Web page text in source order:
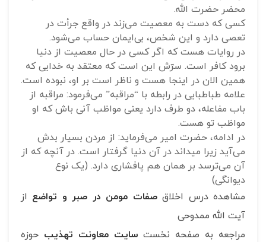
محضر حضرت الله.
کسی که دست به معصیت می‌زند در واقع جرأت در
تعصی دارد و این شخص، بی‌ایمان حساب می‌شود.
در روایات هست که اگر کسی در حال معصیت از دنیا
برود کافر است. سرّش این است که معتقد به خدایی که
همین الان در اینجا هست و ناظر است بر او، نبوده است.
علامه طباطبایی در رابطه با “مراقبه” می‌فرمود: مراقبه از
باب مفاعله، دو طرف دارد یعنی مواظب آنی باش که او
مواظب تو هست.
در ادامه، حضرت امیر می‌فرماید: از مردن بسیار بدش
می‌آید زیرا می‎داند در آن دنیا گرفتار است. در آنچه که از
آن می‌ترسد بر همان هم پافشاری دارد. (یک نوع
دیوانگی)
مشاهده درس اخلاقصفات مومن در صبر و تواضع از
آیت الله ممدوحی
مراجعه به صفحه نخست سایت معاونت تهذیب حوزه